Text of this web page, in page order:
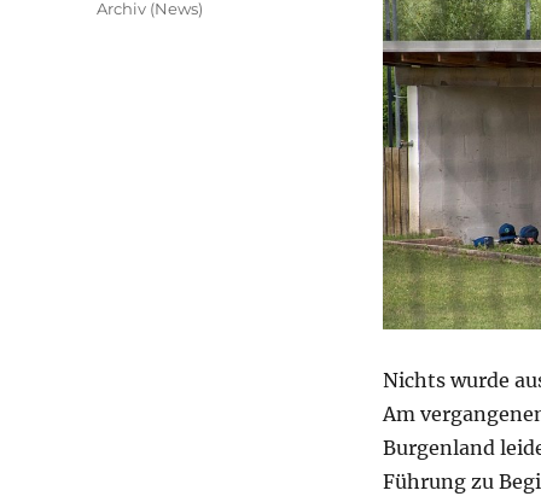
Nichts wurde
Am
Burgenland
Führung zu
Kategorien
Archiv (News)